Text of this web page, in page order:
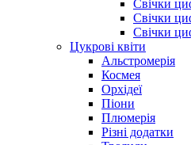
Свічки
Свічки
Свічки
Цукрові квіти
Альстромерія
Космея
Орхідеї
Піони
Плюмерія
Різні додатки